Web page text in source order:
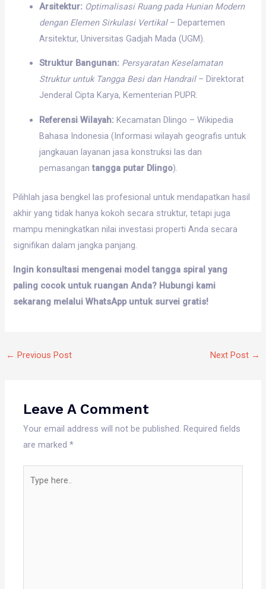
Arsitektur: Optimalisasi Ruang pada Hunian Modern
dengan Elemen Sirkulasi Vertikal– Departemen
Arsitektur, Universitas Gadjah Mada (UGM).
Struktur Bangunan: Persyaratan Keselamatan
Struktur untuk Tangga Besi dan Handrail– Direktorat
Jenderal Cipta Karya, Kementerian PUPR.
Referensi Wilayah: Kecamatan Dlingo – Wikipedia
Bahasa Indonesia (Informasi wilayah geografis untuk
jangkauan layanan jasa konstruksi las dan
pemasangantangga putar Dlingo).
Pilihlah jasa bengkel las profesional untuk mendapatkan hasil
akhir yang tidak hanya kokoh secara struktur, tetapi juga
mampu meningkatkan nilai investasi properti Anda secara
signifikan dalam jangka panjang.
Ingin konsultasi mengenai model tangga spiral yang
paling cocok untuk ruangan Anda? Hubungi kami
sekarang melalui WhatsApp untuk survei gratis!
← Previous Post Next Post →
Leave A Comment
Your email address will not be published. Required fields
are marked*